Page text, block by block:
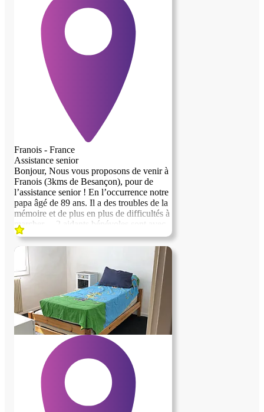
Franois - France
Assistance senior
Bonjour, Nous vous proposons de venir à
Franois (3kms de Besançon), pour de
l’assistance senior ! En l’occurrence notre
papa âgé de 89 ans. Il a des troubles de la
mémoire et de plus en plus de difficultés à
marcher… 2 aidants bénévoles sont avec
lui depuis presque 2 ans ! Un des aidants
nous quitte pour un CDD saisonnier de 3
mois à compter du 1er août 2026. (Il n'est
pas possible de se prononcer sur son
éventuel retour !) Nous recherchons alors
un(e) remplaçant(e) pour un minimum de
3 mois et peut-être plus... 2 aidants
permettent: -Pour lui: -D'avoir toujours
une personne à ses cotés pour une
surveillance H24 (Toilettes prises en
charges par aides soignantes...) (sécurité,
perte spatio-temporelles et perte
d'équilibre). -Davantage d'interactions
sociales -Pour vous: -Davantage de
souplesse -Interactions également avec
l'autre aidant -Courtes absences possibles
(à équilibrer entre vous) Des compétences